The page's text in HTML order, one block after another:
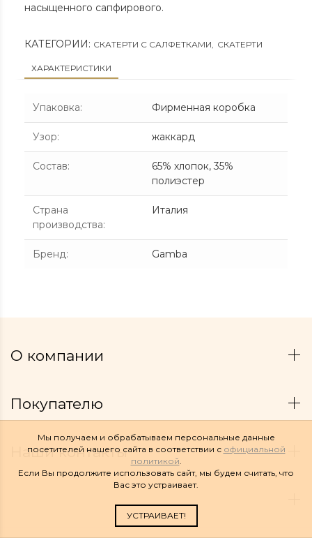
насыщенного сапфирового.
КАТЕГОРИИ: СКАТЕРТИ С САЛФЕТКАМИ СКАТЕРТИ
ХАРАКТЕРИСТИКИ
Упаковка: Фирменная коробка
Узор: жаккард
Состав:
65% хлопок, 35%
полиэстер
Страна
производства:
Италия
Бренд: Gamba
О компании
Покупателю
Наши контакты
Мы получаем и обрабатываем персональные данные
посетителей нашего сайта в соответствии с официальной
политикой.
Если Вы продолжите использовать сайт, мы будем считать, что
Вас это устраивает.
УСТРАИВАЕТ!